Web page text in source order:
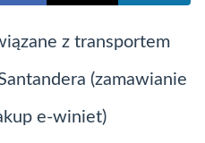
z transportem
(zamawianie
e-winiet)